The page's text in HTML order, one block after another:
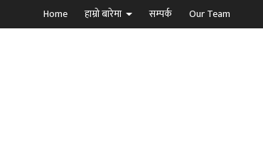
Home हाम्रो बारेमा सम्पर्क Our Team